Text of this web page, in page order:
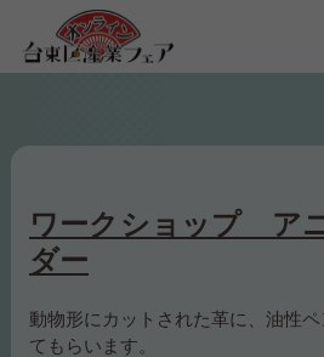
ワークショップ ア
ダー
動物形にカットされた革に、油性
てもらいます。